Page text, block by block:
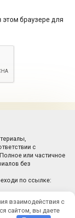
этом браузере для
с
или частичное
без
по ссылке:
взаимодействия с
сайтом, вы даете